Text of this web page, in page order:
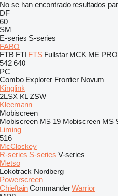
No se han encontrado resultados
DF
60
SM
E-series S-series
FABO
FTB FTI FTS Fullstar MCK ME PRO
542 640
PC
Combo Explorer Frontier Novum
Kinglink
2LSX KL ZSW
Kleemann
Mobiscreen
Mobiscreen MS 19 Mobiscreen MS
Liming
516
McCloskey
R-series S-series V-series
Metso
Lokotrack Nordberg
Powerscreen
Chieftain Commander Warrior